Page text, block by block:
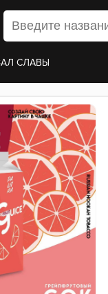
СЛАВЫ